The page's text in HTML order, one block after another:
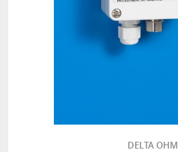
DELTA OHM